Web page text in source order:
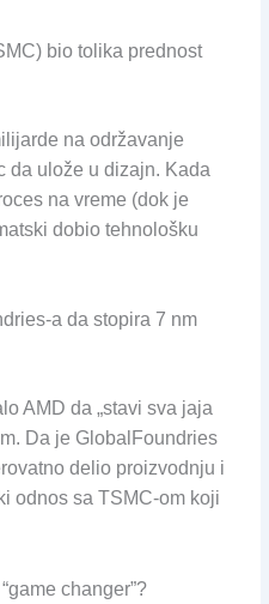
bio tolika prednost
na održavanje
da ulože u dizajn. Kada
na vreme (dok je
dobio tehnološku
a da stopira 7 nm
AMD da „stavi sva jaja
Da je GlobalFoundries
delio proizvodnju i
odnos sa TSMC-om koji
changer”?